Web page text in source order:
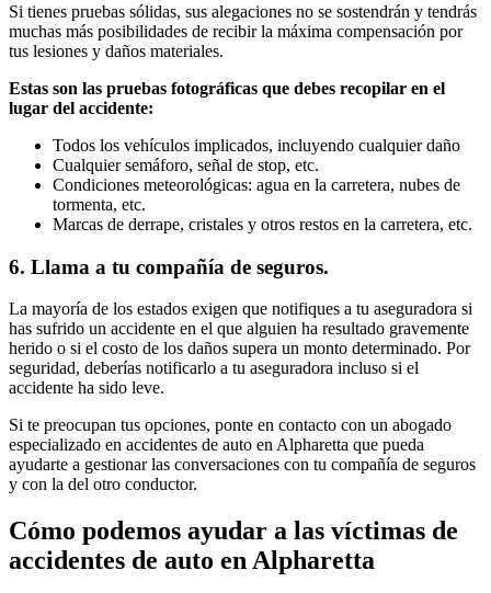
Si tienes pruebas sólidas, sus alegaciones no se sostendrán y tendrás
muchas más posibilidades de recibir la máxima compensación por
tus lesiones y daños materiales.
Estas son las pruebas fotográficas que debes recopilar en el
lugar del accidente:
Todos los vehículos implicados, incluyendo cualquier daño
Cualquier semáforo, señal de stop, etc.
Condiciones meteorológicas: agua en la carretera, nubes de
tormenta, etc.
Marcas de derrape, cristales y otros restos en la carretera, etc.
6. Llama a tu compañía de seguros.
La mayoría de los estados exigen que notifiques a tu aseguradora si
has sufrido un accidente en el que alguien ha resultado gravemente
herido o si el costo de los daños supera un monto determinado. Por
seguridad, deberías notificarlo a tu aseguradora incluso si el
accidente ha sido leve.
Si te preocupan tus opciones, ponte en contacto con un abogado
especializado en accidentes de auto en Alpharetta que pueda
ayudarte a gestionar las conversaciones con tu compañía de seguros
y con la del otro conductor.
Cómo podemos ayudar a las víctimas de
accidentes de auto en Alpharetta